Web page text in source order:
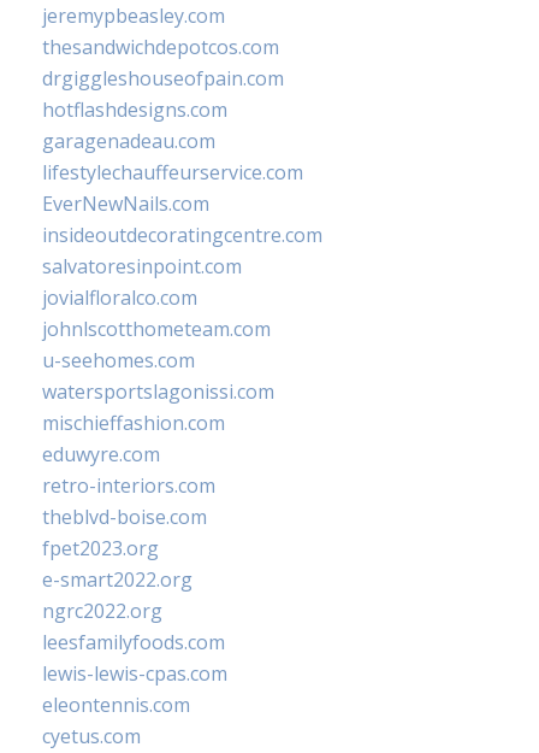
jeremypbeasley.com
thesandwichdepotcos.com
drgiggleshouseofpain.com
hotflashdesigns.com
garagenadeau.com
lifestylechauffeurservice.com
EverNewNails.com
insideoutdecoratingcentre.com
salvatoresinpoint.com
jovialfloralco.com
johnlscotthometeam.com
u-seehomes.com
watersportslagonissi.com
mischieffashion.com
eduwyre.com
retro-interiors.com
theblvd-boise.com
fpet2023.org
e-smart2022.org
ngrc2022.org
leesfamilyfoods.com
lewis-lewis-cpas.com
eleontennis.com
cyetus.com